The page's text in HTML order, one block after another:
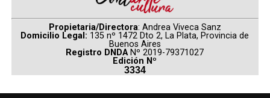
Propietaria/Directora: Andrea Viveca Sanz
Domicilio Legal: 135 nº 1472 Dto 2, La Plata, Provincia de
Buenos Aires
Registro DNDA Nº 2019-79371027
Edición Nº
3334